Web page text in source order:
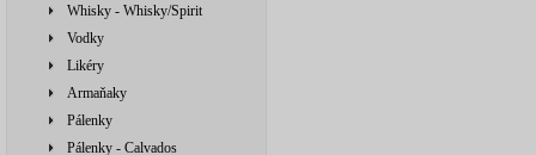
Whisky - Whisky/Spirit
Vodky
Likéry
Armaňaky
Pálenky
Pálenky - Calvados